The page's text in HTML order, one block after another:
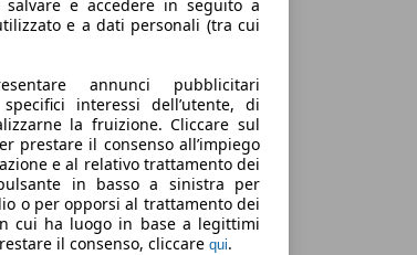
salvare e accedere in seguito a
e a dati personali (tra cui
annunci pubblicitari
interessi dell’utente, di
la fruizione. Cliccare sul
prestare il consenso all’impiego
e al relativo trattamento dei
in basso a sinistra per
o per opporsi al trattamento dei
cui ha luogo in base a legittimi
il consenso, cliccare qui.